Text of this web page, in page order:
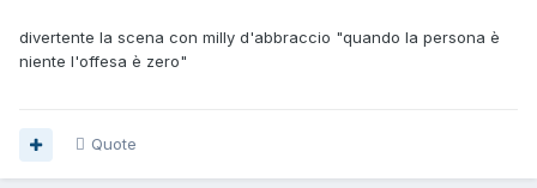
divertente la scena con milly d'abbraccio "quando la persona è
niente l'offesa è zero"
Quote